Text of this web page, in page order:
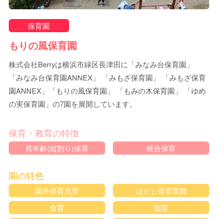
保育園
もりの風保育園
株式会社Berryは横浜市緑区長津田に「みなみ台保育園」
「みなみ台保育園ANNEX」 「みもざ保育園」 「みもざ保育
園ANNEX」「もりの風保育園」 「もみの木保育園」 「ゆめ
の実保育園」の7園を展開しています。
保育・教育の特徴
異年齢(縦割り)保育 統合保育
園の特色
園外保育充実
はだし保育実施
食育
知育